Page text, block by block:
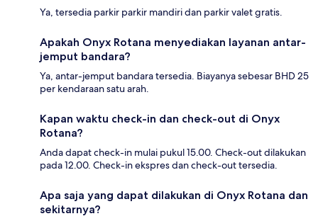
Ya, tersedia parkir parkir mandiri dan parkir valet gratis.
Apakah Onyx Rotana menyediakan layanan antar-
jemput bandara?
Ya, antar-jemput bandara tersedia. Biayanya sebesar BHD 25
per kendaraan satu arah.
Kapan waktu check-in dan check-out di Onyx
Rotana?
Anda dapat check-in mulai pukul 15.00. Check-out dilakukan
pada 12.00. Check-in ekspres dan check-out tersedia.
Apa saja yang dapat dilakukan di Onyx Rotana dan
sekitarnya?